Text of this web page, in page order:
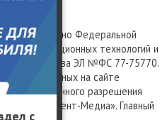
с
Федеральной
информационных технологий и
свидетельства ЭЛ №ФС 77-75770.
размещенных на сайте
с письменного разрешения
«Президент-Медиа». Главный